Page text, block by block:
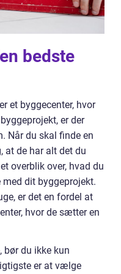
bedste
et byggecenter, hvor
er der
Når du skal finde en
at de har alt det du
overblik over, hvad du
dit byggeprojekt.
er det en fordel at
hvor de sætter en
bør du ikke kun
er at vælge